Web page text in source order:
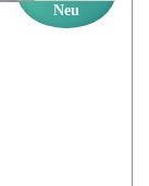
Neu